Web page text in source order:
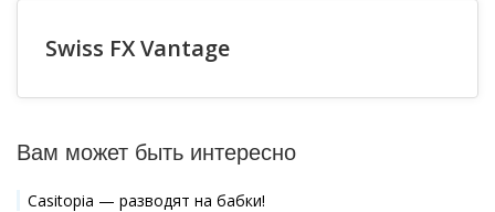
Swiss FX Vantage
Вам может быть интересно
Casitopia — разводят на бабки!